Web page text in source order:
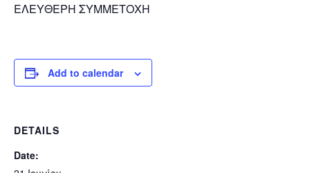
ΕΛΕΥΘΕΡΗ ΣΥΜΜΕΤΟΧΗ
Add to calendar
DETAILS
Date: